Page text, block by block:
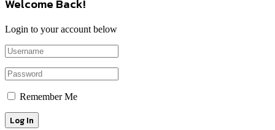
Welcome Back!
Login to your account below
Remember Me